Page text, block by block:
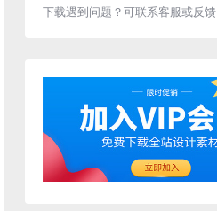
下载遇到问题？可联系客服或反馈